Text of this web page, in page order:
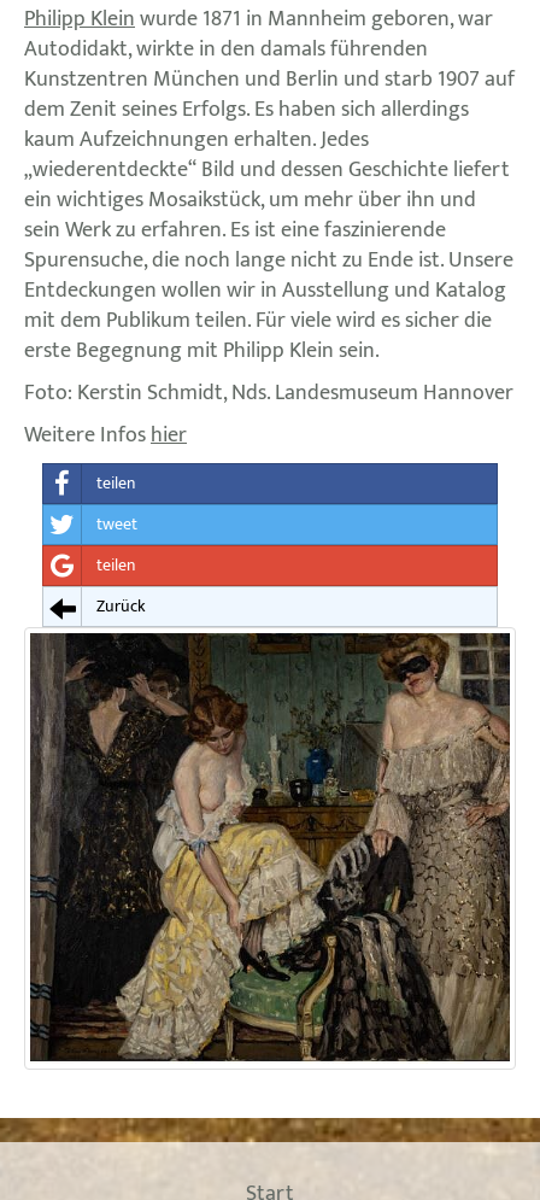
Philipp Kleinwurde 1871 in Mannheim geboren, war
Autodidakt, wirkte in den damals führenden
Kunstzentren München und Berlin und starb 1907 auf
dem Zenit seines Erfolgs. Es haben sich allerdings
kaum Aufzeichnungen erhalten. Jedes
„wiederentdeckte“ Bild und dessen Geschichte liefert
ein wichtiges Mosaikstück, um mehr über ihn und
sein Werk zu erfahren. Es ist eine faszinierende
Spurensuche, die noch lange nicht zu Ende ist. Unsere
Entdeckungen wollen wir in Ausstellung und Katalog
mit dem Publikum teilen. Für viele wird es sicher die
erste Begegnung mit Philipp Klein sein.
Foto: Kerstin Schmidt, Nds. Landesmuseum Hannover
Weitere Infoshier
teilen
tweet
teilen
Zurück